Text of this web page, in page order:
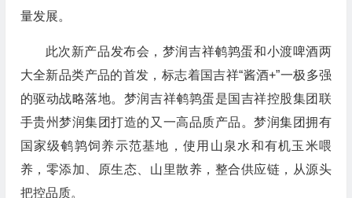
量发展。
此次新产品发布会，梦润吉祥鹌鹑蛋和小渡啤酒两
大全新品类产品的首发，标志着国吉祥“酱酒+”一极多强
的驱动战略落地。梦润吉祥鹌鹑蛋是国吉祥控股集团联
手贵州梦润集团打造的又一高品质产品。梦润集团拥有
国家级鹌鹑饲养示范基地，使用山泉水和有机玉米喂
养，零添加、原生态、山里散养，整合供应链，从源头
把控品质。